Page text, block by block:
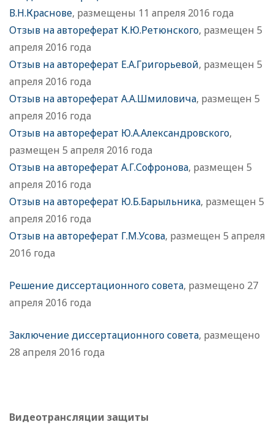
В.Н.Краснове, размещены 11 апреля 2016 года
Отзыв на автореферат К.Ю.Ретюнского, размещен 5
апреля 2016 года
Отзыв на автореферат Е.А.Григорьевой, размещен 5
апреля 2016 года
Отзыв на автореферат А.А.Шмиловича, размещен 5
апреля 2016 года
Отзыв на автореферат Ю.А.Александровского,
размещен 5 апреля 2016 года
Отзыв на автореферат А.Г.Софронова, размещен 5
апреля 2016 года
Отзыв на автореферат Ю.Б.Барыльника, размещен 5
апреля 2016 года
Отзыв на автореферат Г.М.Усова, размещен 5 апреля
2016 года
Решение диссертационного совета, размещено 27
апреля 2016 года
Заключение диссертационного совета, размещено
28 апреля 2016 года
Видеотрансляции защиты